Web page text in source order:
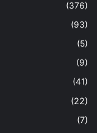
(376)
(93)
(5)
(9)
(41)
(22)
(7)